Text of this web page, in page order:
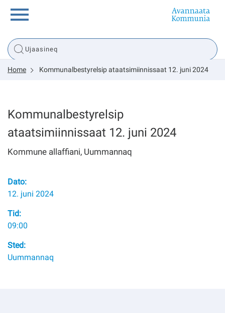
Innuttaasunut
Politikki
sullissivik.gl
Pilersaarutinut isaavik
Home Kommunalbestyrelsip ataatsimiinnissaat 12. juni 2024
Kommunalbestyrelsip
ataatsimiinnissaat 12. juni 2024
Kommune allaffiani, Uummannaq
Dato:
12. juni 2024
Tid:
09:00
Sted:
Uummannaq